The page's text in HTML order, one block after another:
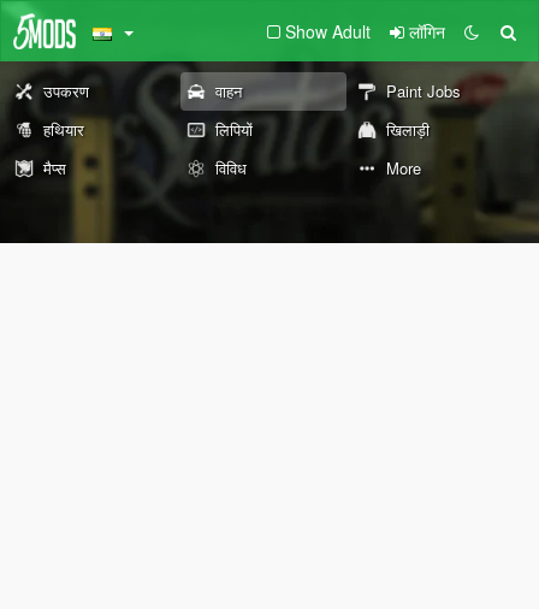
Show Adult लॉगिन
उपकरण वाहन
Paint Jobs
हथियार
लिपियों
खिलाड़ी
मैप्स
विविध More